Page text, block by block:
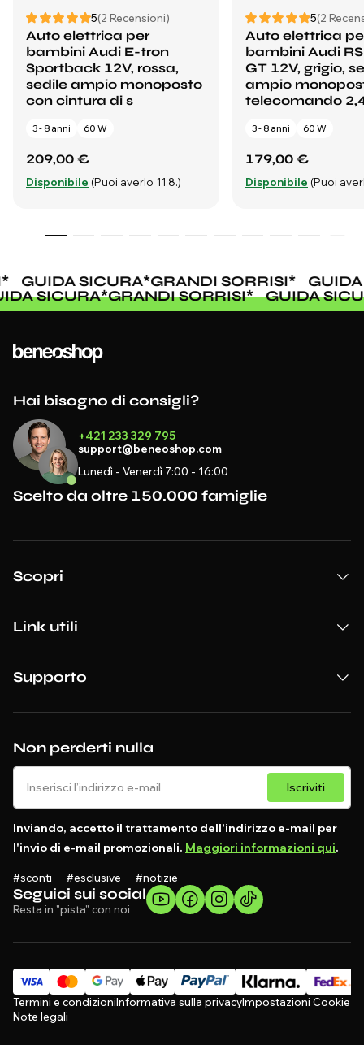
5(2 Recensioni)
Auto elettrica per
bambini Audi E-tron
Sportback 12V, rossa,
sedile ampio monoposto
con cintura di s
3 - 8 anni 60 W
209,00 €
Disponibile (Puoi averlo 11.8.)
5(2
Auto elettrica
bambini Audi
GT 12V, grigio,
ampio
telecomando
3 - 8 anni 60 W
179,00 €
Disponibile (Puoi
GUIDA SICURA*GRANDI SORRISI*
GUIDA
SICURA*GRANDI SORRISI* GUIDA
Seguici sui social
Resta in "pista" con noi
Non perderti nulla
Iscriviti
Inviando, accetto il trattamento dell'indirizzo e-mail per
l'invio di e-mail promozionali. Maggiori informazioni qui.
#sconti #esclusive #notizie
Hai bisogno di consigli?
+421 233 329 795
support@beneoshop.com
Lunedì - Venerdì 7:00 - 16:00
Scelto da oltre 150.000 famiglie
Scopri
Link utili
Supporto
Termini e condizioniInformativa sulla privacyImpostazioni Cookie
Note legali